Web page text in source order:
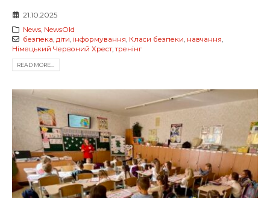
21.10.2025
News, NewsOld
безпека діти інформування Класи безпеки навчання
Німецький Червоний Хрест,тренінг
READ MORE...